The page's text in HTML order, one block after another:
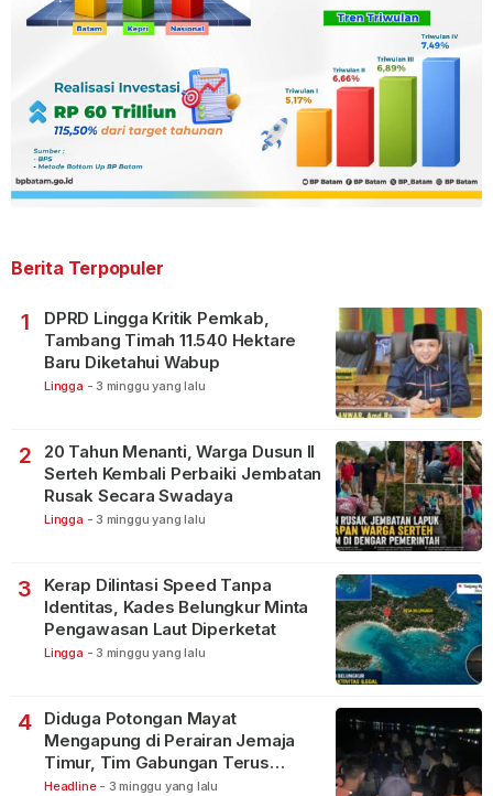
Berita Terpopuler
1
DPRD Lingga Kritik Pemkab,
Tambang Timah 11.540 Hektare
Baru Diketahui Wabup
Lingga - 3 minggu yang lalu
2
20 Tahun Menanti, Warga Dusun II
Serteh Kembali Perbaiki Jembatan
Rusak Secara Swadaya
Lingga - 3 minggu yang lalu
3
Kerap Dilintasi Speed Tanpa
Identitas, Kades Belungkur Minta
Pengawasan Laut Diperketat
Lingga - 3 minggu yang lalu
4
Diduga Potongan Mayat
Mengapung di Perairan Jemaja
Timur, Tim Gabungan Terus
Lakukan Pencarian
Headline - 3 minggu yang lalu